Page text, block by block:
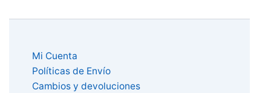
Mi Cuenta
Políticas de Envío
Cambios y devoluciones